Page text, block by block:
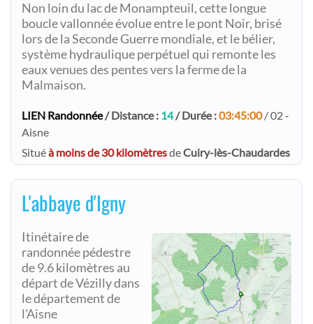
Non loin du lac de Monampteuil, cette longue
boucle vallonnée évolue entre le pont Noir, brisé
lors de la Seconde Guerre mondiale, et le bélier,
système hydraulique perpétuel qui remonte les
eaux venues des pentes vers la ferme de la
Malmaison.
LIEN Randonnée/ Distance : 14/ Durée :03:45:00/ 02 -
Aisne
Situéà moins de 30 kilomètresdeCuiry-lès-Chaudardes
L'abbaye d'Igny
Itinétaire de
randonnée pédestre
de 9.6 kilomètres au
départ de Vézilly dans
le département de
l'Aisne